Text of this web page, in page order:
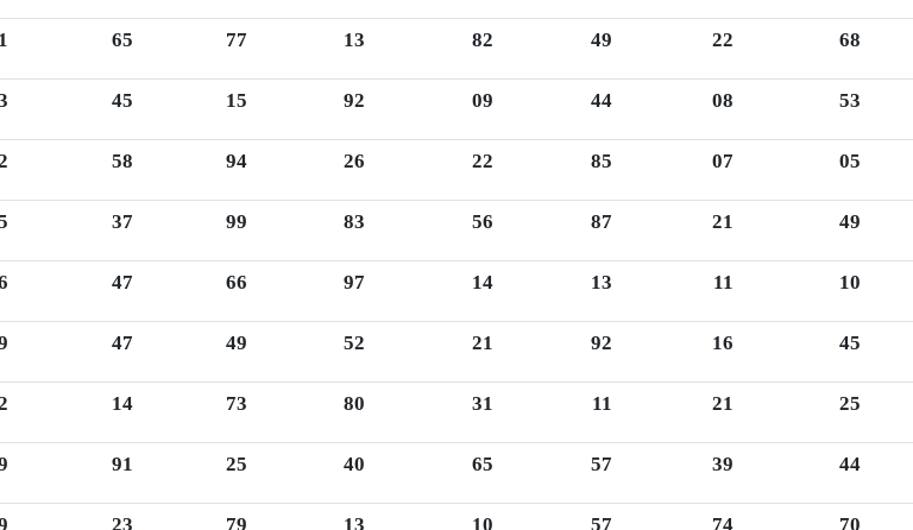
65 77 13 82 49 22 68
45 15 92 09 44 08 53
58 94 26 22 85 07 05
37 99 83 56 87 21 49
47 66 97 14 13 11 10
47 49 52 21 92 16 45
14 73 80 31 11 21 25
91 25 40 65 57 39 44
23 79 13 10 57 74 70